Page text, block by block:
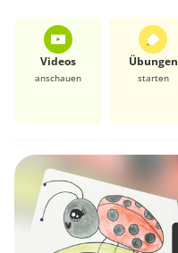
Videos
anschauen
Übungen
starten